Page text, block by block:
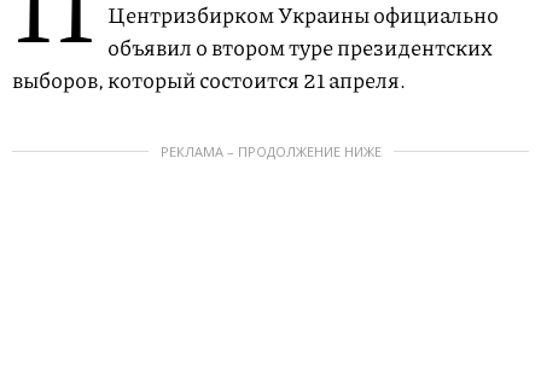
Центризбирком Украины официально
объявил о втором туре президентских
выборов, который состоится 21 апреля.
РЕКЛАМА – ПРОДОЛЖЕНИЕ НИЖЕ